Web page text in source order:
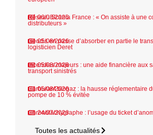
06/08/2026
Réseau Scania France : « On assiste à une
distributeurs »
05/08/2026
Geodis en passe d’absorber en partie le
logisticien Deret
05/08/2026
Incendies majeurs : une aide financière aux
transport sinistrés
05/08/2026
Carburant biogaz : la hausse réglementaire
pompe de 10 % évitée
24/07/2026
Chronotachygraphe : l’usage du ticket
Toutes les actualités